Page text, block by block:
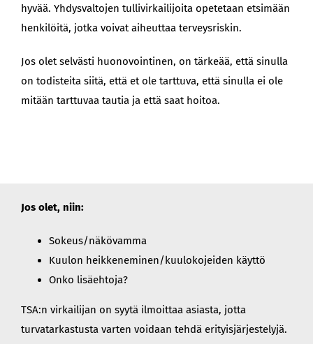
hyvää. Yhdysvaltojen tullivirkailijoita opetetaan etsimään
henkilöitä, jotka voivat aiheuttaa terveysriskin.
Jos olet selvästi huonovointinen, on tärkeää, että sinulla
on todisteita siitä, että et ole tarttuva, että sinulla ei ole
mitään tarttuvaa tautia ja että saat hoitoa.
Jos olet, niin:
Sokeus/näkövamma
Kuulon heikkeneminen/kuulokojeiden käyttö
Onko lisäehtoja?
TSA:n virkailijan on syytä ilmoittaa asiasta, jotta
turvatarkastusta varten voidaan tehdä erityisjärjestelyjä.